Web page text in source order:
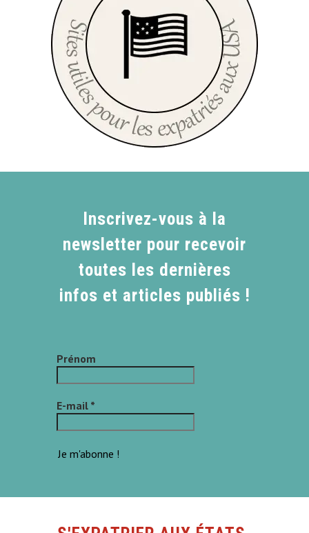
Inscrivez-vous à la
newsletter pour recevoir
toutes les dernières
infos et articles publiés !
Prénom
E-mail *